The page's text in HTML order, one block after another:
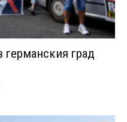
германския град